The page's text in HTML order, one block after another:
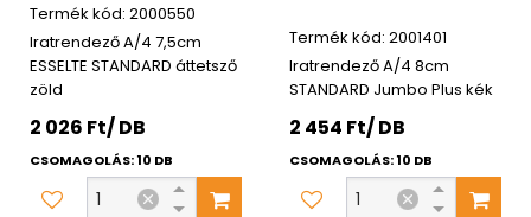
2000550
Iratrendező A/4 7,5cm
ESSELTE STANDARD áttetsző
zöld
2 026 Ft/ DB
CSOMAGOLÁS: 10 DB
2001401
Iratrendező A/4 8cm
STANDARD Jumbo Plus kék
2 454 Ft/ DB
CSOMAGOLÁS: 10 DB